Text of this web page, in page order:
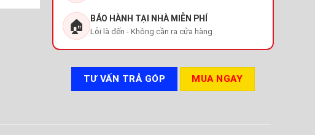
🏠 BẢO HÀNH TẠI NHÀ MIỄN PHÍ
Lỗi là đến - Không cần ra cửa hàng
TƯ VẤN TRẢ GÓP MUA NGAY